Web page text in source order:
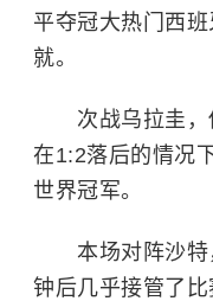
平夺冠大热门西
就。
次战乌拉圭，
在1:2落后的情况
世界冠军。
本场对阵沙特
钟后几乎接管了比